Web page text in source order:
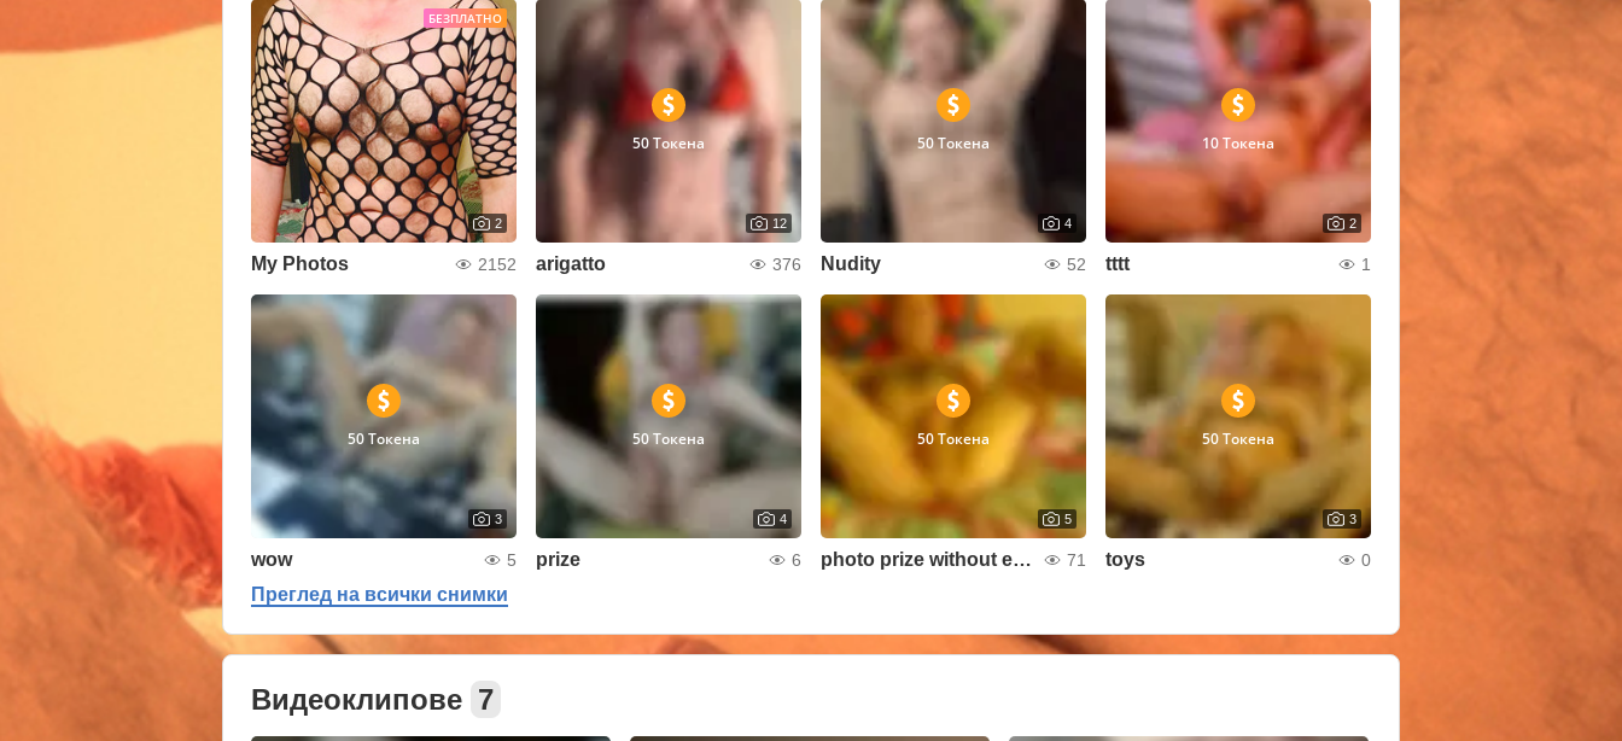
БЕЗПЛАТНО
2
My Photos 2152
50 Токена
12
arigatto 376
50 Токена
4
Nudity 52
10 Токена
2
tttt 1
50 Токена
3
wow 5
50 Токена
4
prize 6
50 Токена
5
photo prize without embarrassment 71
50 Токена
3
toys 0
Преглед на всички снимки
Видеоклипове 7